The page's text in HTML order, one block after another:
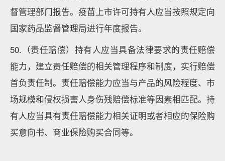
督管理部门报告。疫苗上市许可持有人应当按照规定向
国家药品监督管理局进行年度报告。
50.（责任赔偿）持有人应当具备法律要求的责任赔偿
能力，建立责任赔偿的相关管理程序和制度，实行赔偿
首负责任制。责任赔偿能力应当与产品的风险程度、市
场规模和侵权损害人身伤残赔偿标准等因素相匹配。持
有人应当具有责任赔偿能力相关证明或者相应的保险购
买意向书、商业保险购买合同等。